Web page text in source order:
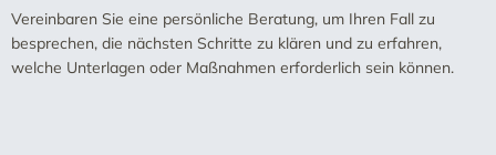
Vereinbaren Sie eine persönliche Beratung, um Ihren Fall zu
besprechen, die nächsten Schritte zu klären und zu erfahren,
welche Unterlagen oder Maßnahmen erforderlich sein können.